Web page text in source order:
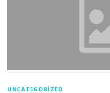
UNCATEGORIZED